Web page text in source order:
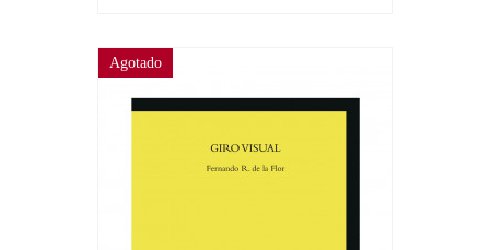
Agotado